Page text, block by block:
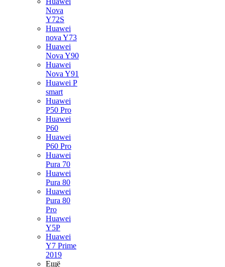
Nova
Y72S
Huawei
nova Y73
Huawei
Nova Y90
Huawei
Nova Y91
Huawei P
smart
Huawei
P50 Pro
Huawei
P60
Huawei
P60 Pro
Huawei
Pura 70
Huawei
Pura 80
Huawei
Pura 80
Pro
Huawei
Y5P
Huawei
Y7 Prime
2019
Ещё